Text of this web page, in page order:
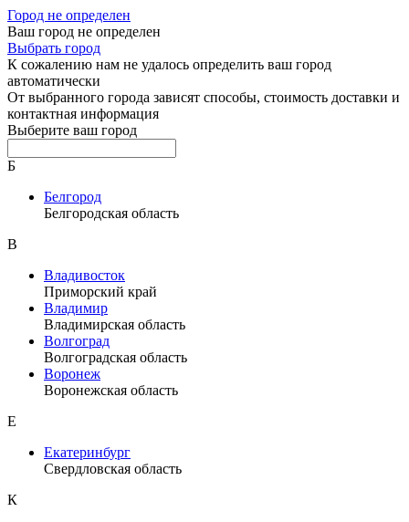
Город не определен
Ваш город не определен
Выбрать город
К сожалению нам не удалось определить ваш город
автоматически
От выбранного города зависят способы, стоимость доставки и
контактная информация
Выберите ваш город
Б
Белгород
Белгородская область
В
Владивосток
Приморский край
Владимир
Владимирская область
Волгоград
Волгоградская область
Воронеж
Воронежская область
Е
Екатеринбург
Свердловская область
К